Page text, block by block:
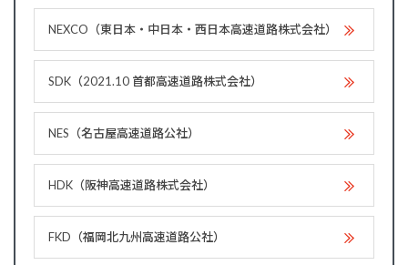
NEXCO（東日本・中日本・西日本高速道路株式会社）
SDK（2021.10 首都高速道路株式会社）
NES（名古屋高速道路公社）
HDK（阪神高速道路株式会社）
FKD（福岡北九州高速道路公社）